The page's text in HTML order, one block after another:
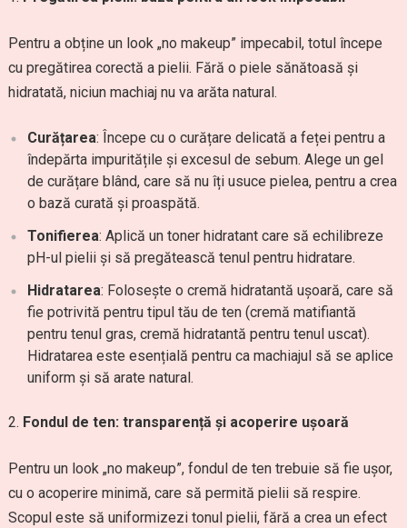
Pentru a obține un look „no makeup” impecabil, totul începe
cu pregătirea corectă a pielii. Fără o piele sănătoasă și
hidratată, niciun machiaj nu va arăta natural.
Curățarea: Începe cu o curățare delicată a feței pentru a
îndepărta impuritățile și excesul de sebum. Alege un gel
de curățare blând, care să nu îți usuce pielea, pentru a crea
o bază curată și proaspătă.
Tonifierea: Aplică un toner hidratant care să echilibreze
pH-ul pielii și să pregătească tenul pentru hidratare.
Hidratarea: Folosește o cremă hidratantă ușoară, care să
fie potrivită pentru tipul tău de ten (cremă matifiantă
pentru tenul gras, cremă hidratantă pentru tenul uscat).
Hidratarea este esențială pentru ca machiajul să se aplice
uniform și să arate natural.
Fondul de ten: transparență și acoperire ușoară
Pentru un look „no makeup”, fondul de ten trebuie să fie ușor,
cu o acoperire minimă, care să permită pielii să respire.
Scopul este să uniformizezi tonul pielii, fără a crea un efect